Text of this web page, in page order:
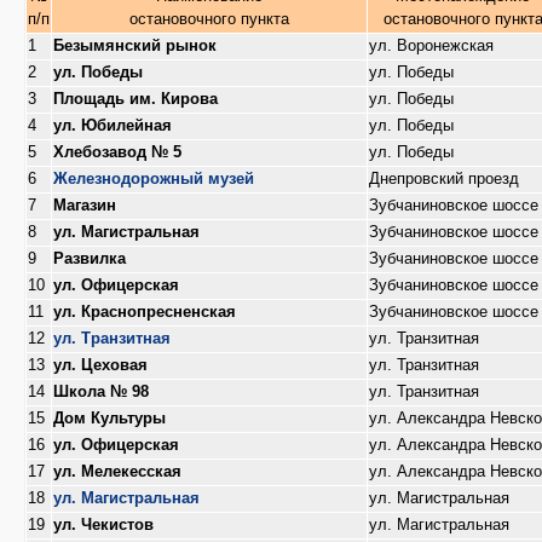
п/п
остановочного пункта
остановочного пункта
1
Безымянский рынок
ул. Воронежская
2
ул. Победы
ул. Победы
3
Площадь им. Кирова
ул. Победы
4
ул. Юбилейная
ул. Победы
5
Хлебозавод № 5
ул. Победы
6
Железнодорожный музей
Днепровский проезд
7
Магазин
Зубчаниновское шоссе
8
ул. Магистральная
Зубчаниновское шоссе
9
Развилка
Зубчаниновское шоссе
10 ул. Офицерская
Зубчаниновское шоссе
11 ул. Краснопресненская
Зубчаниновское шоссе
12 ул. Транзитная
ул. Транзитная
13 ул. Цеховая
ул. Транзитная
14
Школа № 98
ул. Транзитная
15 Дом Культуры
ул. Александра
16 ул. Офицерская
ул. Александра
17 ул. Мелекесская
ул. Александра
18 ул. Магистральная
ул. Магистральная
19 ул. Чекистов
ул. Магистральная